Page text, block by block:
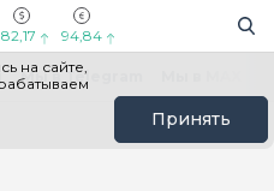
82,17 94,84
на сайте,
Принять
Мы в Telegram